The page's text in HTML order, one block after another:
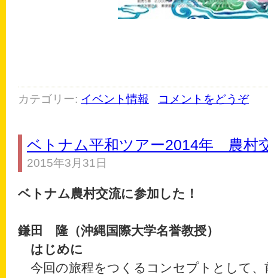
カテゴリー: イベント情報 コメントをどうぞ
ベトナム平和ツアー2014年 農村
2015年3月31日
ベトナム農村交流に参加した！
鎌田 隆（沖縄国際大学名誉教授）
はじめに
今回の旅程をつくるコンセプトとして、